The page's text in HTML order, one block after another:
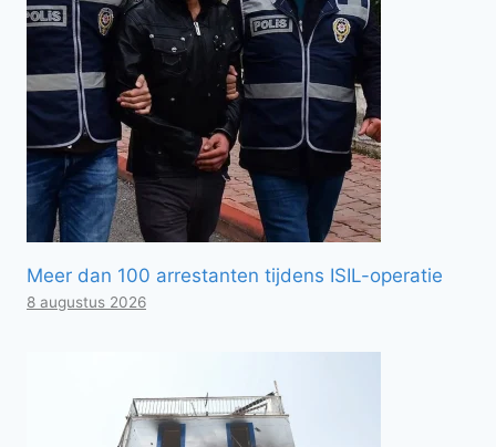
Meer dan 100 arrestanten tijdens ISIL-operatie
8 augustus 2026